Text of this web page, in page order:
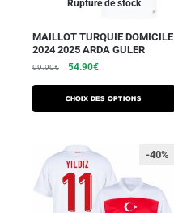
Rupture de stock
MAILLOT TURQUIE DOMICILE
2024 2025 ARDA GULER
99.90€ 54.90€
Choix des options
-40%